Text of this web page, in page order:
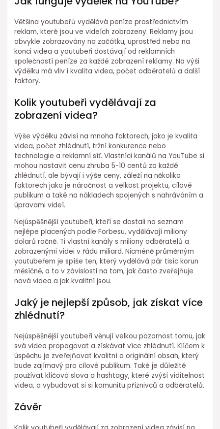
Většina youtubeřů vydělává peníze prostřednictvím
reklam, které jsou ve videích zobrazeny. Reklamy jsou
obvykle zobrazovány na začátku, uprostřed nebo na
konci videa a youtubeři dostávají od reklamních
společností peníze za každé zobrazení reklamy. Na výši
výdělku má vliv i kvalita videa, počet odběratelů a další
faktory.
Kolik youtubeři vydělávají za
zobrazení videa?
Výše výdělku závisí na mnoha faktorech, jako je kvalita
videa, počet zhlédnutí, tržní konkurence nebo
technologie a reklamní síť. Vlastníci kanálů na YouTube si
mohou nastavit cenu zhruba 5-10 centů za každé
zhlédnutí, ale bývají i výše ceny, záleží na několika
faktorech jako je náročnost a velkost projektu, cílové
publikum a také na nákladech spojených s nahráváním a
úpravami videí.
Nejúspěšnější youtubeři, kteří se dostali na seznam
nejlépe placených podle Forbesu, vydělávají miliony
dolarů ročně. Ti vlastní kanály s miliony odběratelů a
zobrazenými videi v řádu miliard. Nicméně průměrným
youtubeřem je spíše ten, který vydělává pár tisíc korun
měsíčně, a to v závislosti na tom, jak často zveřejňuje
nová videa a jak kvalitní jsou.
Jaký je nejlepší způsob, jak získat více
zhlédnutí?
Nejúspěšnější youtubeři věnují velkou pozornost tomu, jak
svá videa propagovat a získávat více zhlédnutí. Klíčem k
úspěchu je zveřejňovat kvalitní a originální obsah, který
bude zajímavý pro cílové publikum. Také je důležité
používat klíčová slova a hashtagy, které zvýší viditelnost
videa, a vybudovat si si komunitu příznivců a odběratelů.
Závěr